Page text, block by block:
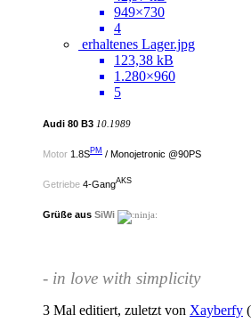
949×730
4
erhaltenes Lager.jpg
123,38 kB
1.280×960
5
Audi 80 B3 10.1989
Motor 1.8SPM / Monojetronic @90PS
Getriebe 4-GangAKS
Grüße aus SiWi
- in love with simplicity
3 Mal editiert, zuletzt von Xayberfy (